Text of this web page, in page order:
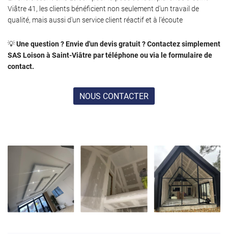
Viâtre 41, les clients bénéficient non seulement d'un travail de
qualité, mais aussi d'un service client réactif et à l'écoute
💡Une question ? Envie d'un devis gratuit ? Contactez simplement
SAS Loison à Saint-Viâtre par téléphone ou via le formulaire de
contact.
NOUS CONTACTER